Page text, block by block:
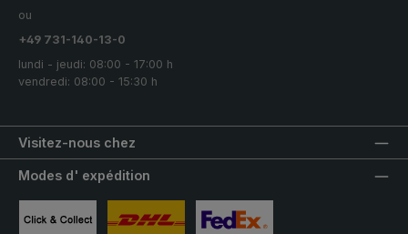
Visitez-nous chez
ou
+49 731-140-13-0
lundi - jeudi: 08:00 - 17:00 h
vendredi: 08:00 - 15:30 h
Modes d' expédition